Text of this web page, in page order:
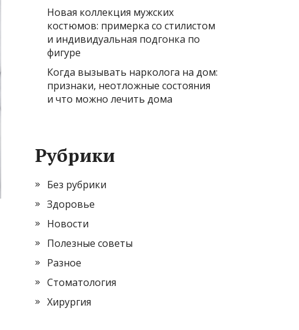
Новая коллекция мужских
костюмов: примерка со стилистом
и индивидуальная подгонка по
фигуре
Когда вызывать нарколога на дом:
признаки, неотложные состояния
и что можно лечить дома
Рубрики
Без рубрики
Здоровье
Новости
Полезные советы
Разное
Стоматология
Хирургия